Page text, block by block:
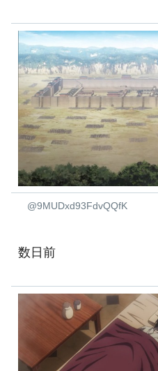
@9MUDxd93FdvQQfK
数日前